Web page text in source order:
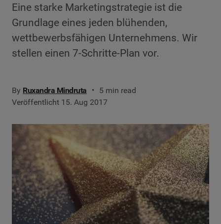
Eine starke Marketingstrategie ist die
Grundlage eines jeden blühenden,
wettbewerbsfähigen Unternehmens. Wir
stellen einen 7-Schritte-Plan vor.
By Ruxandra Mindruta
5 min read
Veröffentlicht 15. Aug 2017